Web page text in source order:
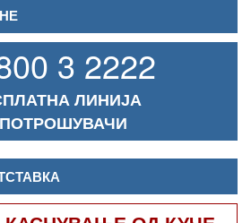
3 2222
ЛИНИЈА